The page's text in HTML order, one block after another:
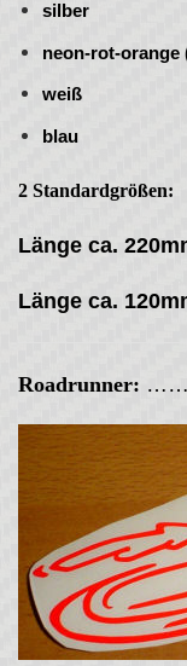
silber
neon-rot-orange
weiß
blau
2 Standardgrößen:
Länge ca.
Länge ca.
Roadrunner: